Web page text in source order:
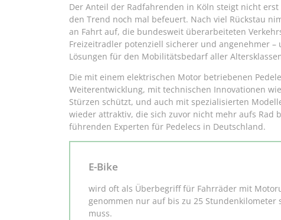
Der Anteil der Radfahrenden in Köln steigt nicht
den Trend noch mal befeuert. Nach viel Rückstau
an Fahrt auf, die bundesweit überarbeiteten
Freizeitradler potenziell sicherer und angenehmer
Lösungen für den Mobilitätsbedarf aller
Die mit einem elektrischen Motor betriebenen
Weiterentwicklung, mit technischen Innovationen
Stürzen schützt, und auch mit spezialisierten
wieder attraktiv, die sich zuvor nicht mehr aufs Rad
führenden Experten für Pedelecs in Deutschland.
E-Bike
wird oft als Überbegriff für Fahrräder mit
genommen nur auf bis zu 25
muss.